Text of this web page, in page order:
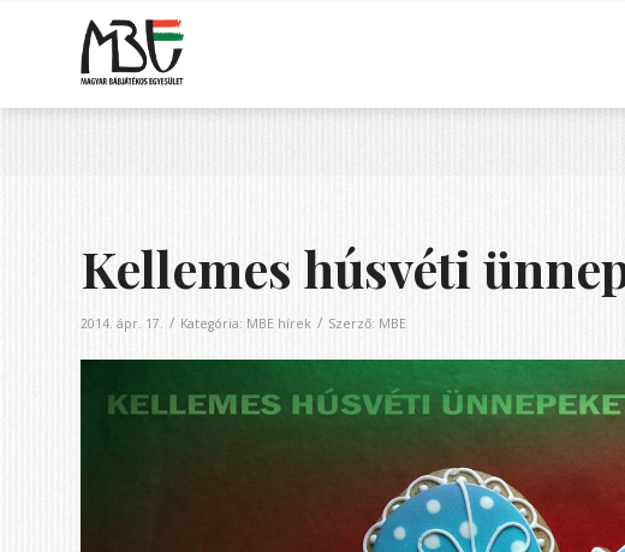
Kellemes húsvéti
2014. ápr. 17. / Kategória: MBE hírek / Szerző: MBE